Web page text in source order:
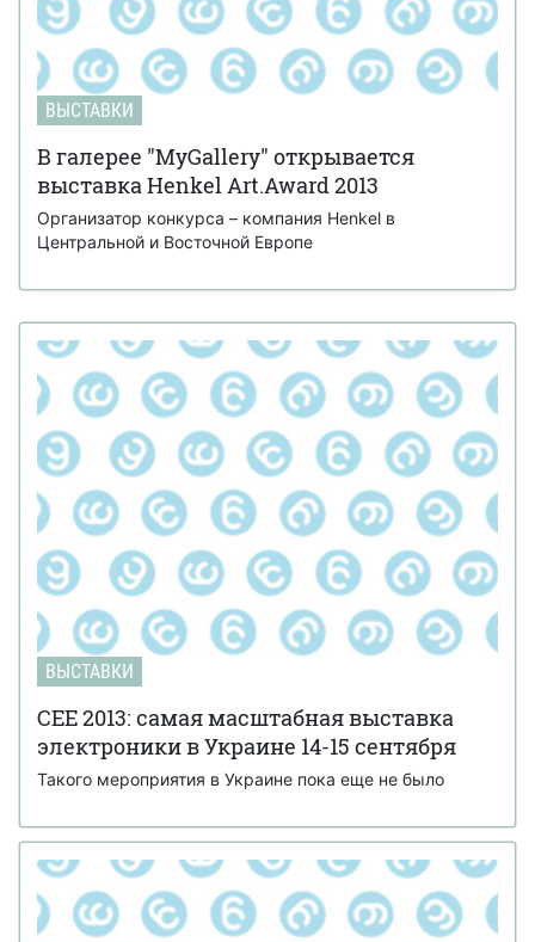
ВЫСТАВКИ
В галерее "MyGallery" открывается
выставка Henkel Art.Award 2013
Организатор конкурса – компания Henkel в
Центральной и Восточной Европе
ВЫСТАВКИ
CEE 2013: самая масштабная выставка
электроники в Украине 14-15 сентября
Такого мероприятия в Украине пока еще не было